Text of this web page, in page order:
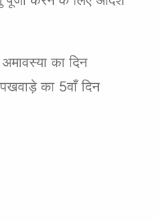
का दिन
का 5वाँ दिन